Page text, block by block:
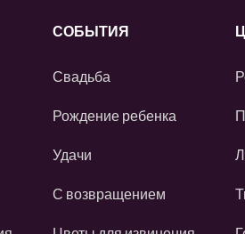
СОБЫТИЯ
Свадьба
Рождение ребенка
Удачи
С возвращением